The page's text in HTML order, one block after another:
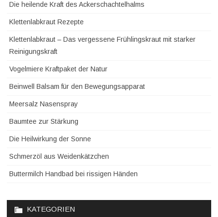
Die heilende Kraft des Ackerschachtelhalms
Klettenlabkraut Rezepte
Klettenlabkraut – Das vergessene Frühlingskraut mit starker
Reinigungskraft
Vogelmiere Kraftpaket der Natur
Beinwell Balsam für den Bewegungsapparat
Meersalz Nasenspray
Baumtee zur Stärkung
Die Heilwirkung der Sonne
Schmerzöl aus Weidenkätzchen
Buttermilch Handbad bei rissigen Händen
KATEGORIEN